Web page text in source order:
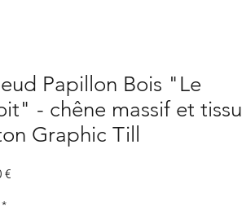
Papillon Bois "Le
- chêne massif et tissu
Graphic Till
€
*